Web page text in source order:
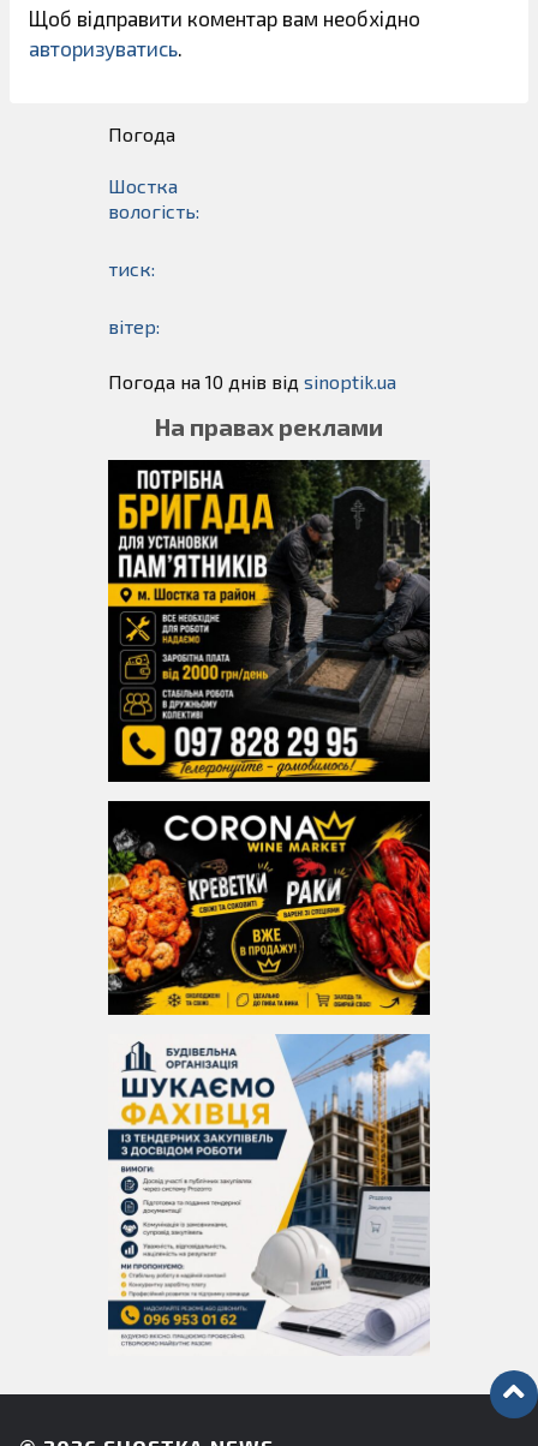
Щоб відправити коментар вам необхідно
авторизуватись
Погода
Шостка
вологість:
тиск:
вітер:
Погода на 10 днів від sinoptik.ua
На правах реклами